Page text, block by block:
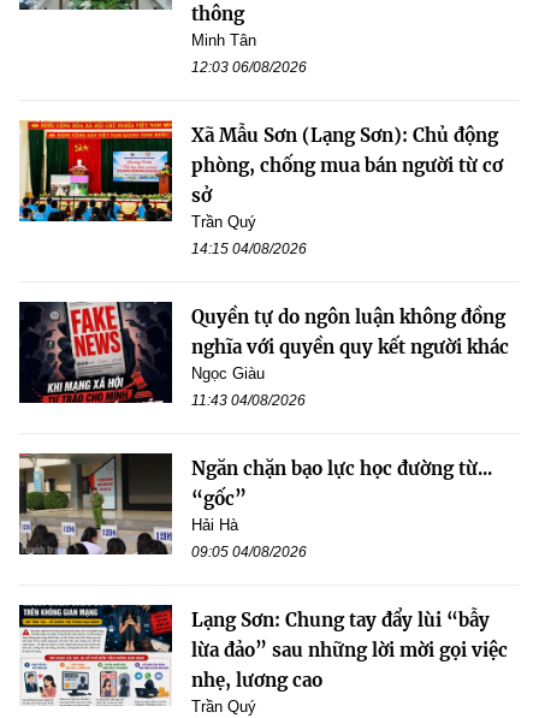
thông
Minh Tân
12:03 06/08/2026
Xã Mẫu Sơn (Lạng Sơn): Chủ động
phòng, chống mua bán người từ cơ
sở
Trần Quý
14:15 04/08/2026
Quyền tự do ngôn luận không đồng
nghĩa với quyền quy kết người khác
Ngọc Giàu
11:43 04/08/2026
Ngăn chặn bạo lực học đường từ...
“gốc”
Hải Hà
09:05 04/08/2026
Lạng Sơn: Chung tay đẩy lùi “bẫy
lừa đảo” sau những lời mời gọi việc
nhẹ, lương cao
Trần Quý